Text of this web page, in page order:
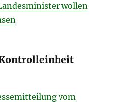
wollen
vom